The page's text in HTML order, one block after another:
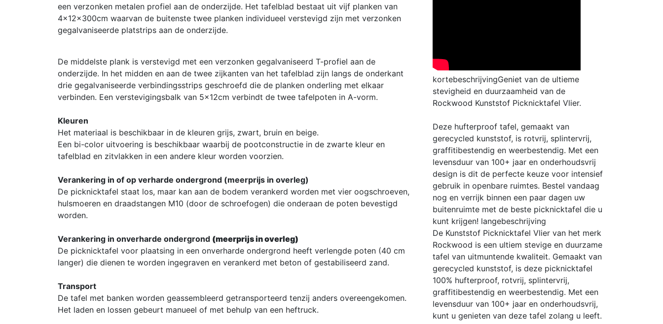
een verzonken metalen profiel aan de onderzijde. Het tafelblad bestaat uit vijf planken van
4x12x300cm waarvan de buitenste twee planken individueel verstevigd zijn met verzonken
gegalvaniseerde platstrips aan de onderzijde.
De middelste plank is verstevigd met een verzonken gegalvaniseerd T-profiel aan de
onderzijde. In het midden en aan de twee zijkanten van het tafelblad zijn langs de onderkant
drie gegalvaniseerde verbindingsstrips geschroefd die de planken onderling met elkaar
verbinden. Een verstevigingsbalk van 5x12cm verbindt de twee tafelpoten in A-vorm.
Kleuren
Het materiaal is beschikbaar in de kleuren grijs, zwart, bruin en beige.
Een bi-color uitvoering is beschikbaar waarbij de pootconstructie in de zwarte kleur en
tafelblad en zitvlakken in een andere kleur worden voorzien.
Verankering in of op verharde ondergrond (meerprijs in overleg)
De picknicktafel staat los, maar kan aan de bodem verankerd worden met vier oogschroeven,
hulsmoeren en draadstangen M10 (door de schroefogen) die onderaan de poten bevestigd
worden.
Verankering in onverharde ondergrond (meerprijs in overleg)
De picknicktafel voor plaatsing in een onverharde ondergrond heeft verlengde poten (40 cm
langer) die dienen te worden ingegraven en verankerd met beton of gestabiliseerd zand.
Transport
De tafel met banken worden geassembleerd getransporteerd tenzij anders overeengekomen.
Het laden en lossen gebeurt manueel of met behulp van een heftruck.
kortebeschrijvingGeniet van de ultieme
stevigheid en duurzaamheid van de
Rockwood Kunststof Picknicktafel Vlier.
Deze hufterproof tafel, gemaakt van
gerecycled kunststof, is rotvrij, splintervrij,
graffitibestendig en weerbestendig. Met een
levensduur van 100+ jaar en onderhoudsvrij
design is dit de perfecte keuze voor intensief
gebruik in openbare ruimtes. Bestel vandaag
nog en verrijk binnen een paar dagen uw
buitenruimte met de beste picknicktafel die u
kunt krijgen! langebeschrijving
De Kunststof Picknicktafel Vlier van het merk
Rockwood is een ultiem stevige en duurzame
tafel van uitmuntende kwaliteit. Gemaakt van
gerecycled kunststof, is deze picknicktafel
100% hufterproof, rotvrij, splintervrij,
graffitibestendig en weerbestendig. Met een
levensduur van 100+ jaar en onderhoudsvrij,
kunt u genieten van deze tafel zolang u leeft.